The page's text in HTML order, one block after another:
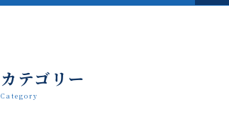
カテゴリー
Category